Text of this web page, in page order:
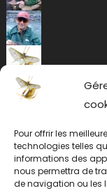
Pour offrir les
technologies telles
informations des
nous permettra de
de navigation ou les